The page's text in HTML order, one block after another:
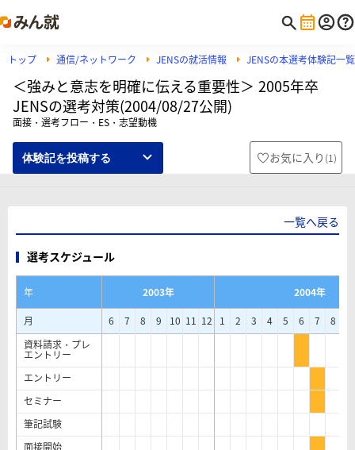
トップ 通信/ネットワーク JENSの就活情報 JENSの本選考体験記一覧
＜強みと意志を明確に伝える重要性＞ 2005年卒
JENSの選考対策(2004/08/27公開)
面接・選考フロー・ES・志望動機
体験記を投稿する お気に入り (1)
一覧へ戻る
選考スケジュール
年 2003年
2004年
月
6 7 8 9 10 11 12 1 2 3 4 5 6 7 8
資料請求・プレ
エントリー
エントリー
セミナー
筆記試験
面接開始